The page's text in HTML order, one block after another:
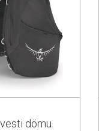
dömu